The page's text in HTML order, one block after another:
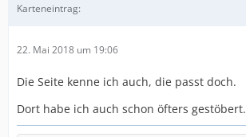
Karteneintrag
22. Mai 2018 um 19:06
Die Seite kenne ich auch, die passt doch.
Dort habe ich auch schon öfters gestöbert.